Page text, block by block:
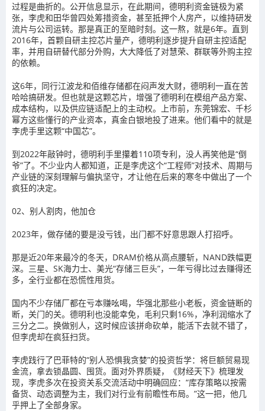
过程是曲折的。公开信息显示，在此期间，德明利资金链极为紧
张，李虎和田华曾四处筹措资金，甚至抵押个人房产，以维持研发
流片与公司运转。那是真正的至暗时刻。这一熬，就是6年。直到
2016年，首颗自研主控芯片量产，德明利逐步提升自研主控适配
率，并用自研替代部分外购，大大降低了对慧荣、群联等外购主控
的依赖。
这6年，同行江波龙和佰维存储都在闷声发大财，德明利一直在苦
哈哈搞研发。但也就是这颗芯片，增强了德明利在模组产品方案、
成本结构，以及供应链适配上的主动权。上市前，东莞锦宏、千杉
幂方这些懂行的产业资本，真金白银地投了进来。他们看中的就是
李虎手里这颗“中国芯”。
到2022年敲钟时，德明利手里攥着110项专利，没人再笑他是“倒
爷”了。不少业内人都知道，正是李虎这个“工程师”对技术、周期与
产业链的深刻理解与偏执坚守，才让他在后来的寒冬中做出了一个
疯狂的决定。
02、别人割肉，他加仓
2023年，做存储的要是没亏钱，出门都不好意思跟人打招呼。
那是近20年来最冷的冬天，DRAM价格从高点腰斩，NAND跌幅更
深。三星、SK海力士、美光“存储三巨头”，一年亏得比过去赚得还
多，全行业都在恐慌性甩货。
国内不少存储厂都在亏本赚吆喝，华强北那些小老板，资金链断的
断，关门的关。德明利也没能幸免，毛利只剩16%，净利润缩水了
三分之二。换做别人，这时候应该拼命砍单，能活下去就不错了，
但李虎却在疯狂扫货。
李虎践行了巴菲特的“别人恐惧我贪婪”的投资哲学：将巨额贸易现
金流，拿去锁晶圆、囤货。面对外界质疑，《财经天下》梳理发
现，李虎多次在投资关系交流活动中明确回应：“库存策略以按需
备货、动态调整为主，我们对行业有前瞻性布局。”这一把，他几
乎押上了全部身家。